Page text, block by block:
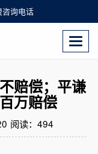
询电话
赔偿；平谦
万赔偿
阅读： 494